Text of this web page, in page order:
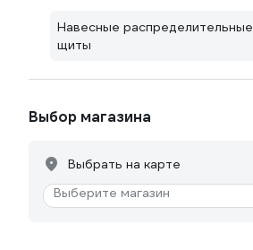
Навесные распределительные
щиты
Выбор магазина
Выбрать на карте
Выберите магазин